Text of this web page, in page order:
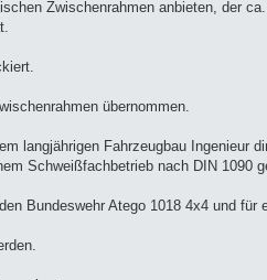
Zwischenrahmen anbieten, der
übernommen.
langjährigen Fahrzeugbau Ingenieur
Schweißfachbetrieb nach DIN 1090
Bundeswehr Atego 1018 4x4 und für